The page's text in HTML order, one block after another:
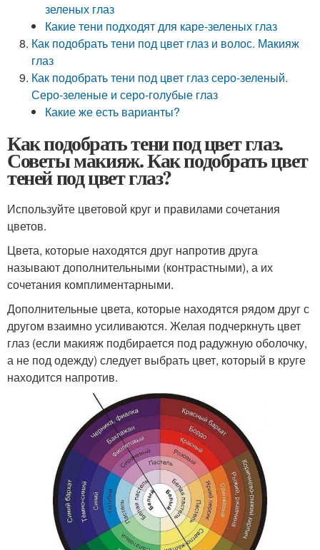
зеленых глаз
Какие тени подходят для каре-зеленых глаз
Как подобрать тени под цвет глаз и волос. Макияж
глаз
Как подобрать тени под цвет глаз серо-зеленый.
Серо-зеленые и серо-голубые глаз
Какие же есть варианты?
Как подобрать тени под цвет глаз.
Советы макияж. Как подобрать цвет
теней под цвет глаз?
Используйте цветовой круг и правилами сочетания
цветов.
Цвета, которые находятся друг напротив друга
называют дополнительными (контрастными), а их
сочетания комплиментарными.
Дополнительные цвета, которые находятся рядом друг с
другом взаимно усиливаются. Желая подчеркнуть цвет
глаз (если макияж подбирается под радужную оболочку,
а не под одежду) следует выбрать цвет, который в круге
находится напротив.